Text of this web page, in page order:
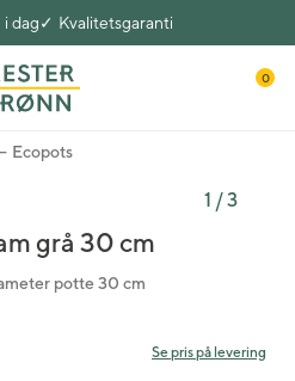
dag Kvalitetsgaranti
0
Ecopots
1 /3
grå 30 cm
potte 30 cm
Se pris på levering